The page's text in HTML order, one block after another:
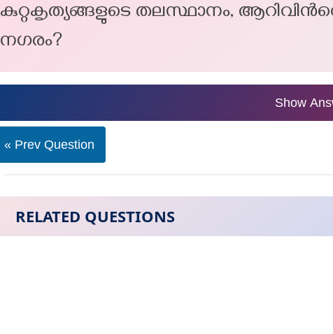
കുറ്റകൃത്യങ്ങളുടെ തലസ്ഥാനം,
നഗരം?
Show
« Prev Question
RELATED QUESTIONS